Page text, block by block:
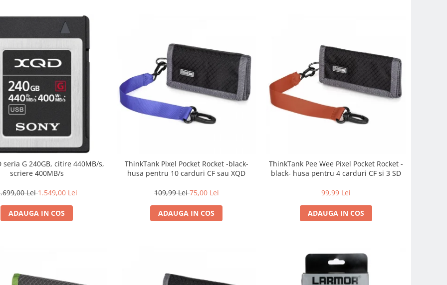
seria G 240GB, citire 440MB/s,
scriere 400MB/s
Lei1.549,00 Lei
ADAUGA IN COS
ThinkTank Pixel Pocket Rocket -black-
husa pentru 10 carduri CF sau XQD
109,99 Lei75,00 Lei
ADAUGA IN COS
ThinkTank Pee Wee Pixel Pocket Rocket -
black- husa pentru 4 carduri CF si 3 SD
99,99 Lei
ADAUGA IN COS